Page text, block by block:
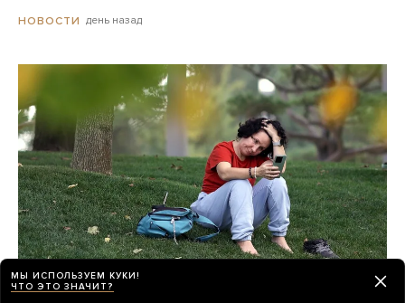
НОВОСТИ день назад
МЫ ИСПОЛЬЗУЕМ КУКИ!
ЧТО ЭТО ЗНАЧИТ?